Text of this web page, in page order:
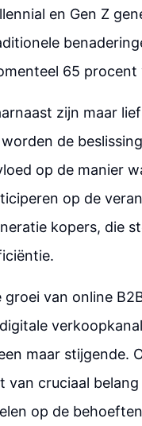
en Gen Z
65 procent
zijn maar
de
op de manier
op de
kopers, die
groei van online
maar stijgende.
van cruciaal
op de